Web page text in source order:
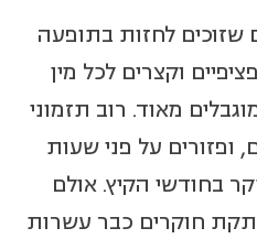
לחזות בתופעה
וקצרים לכל מין
מאוד. רוב תזמוני
ופזורים על פני שעות
בחודשי הקיץ. אולם
חוקרים כבר עשרות